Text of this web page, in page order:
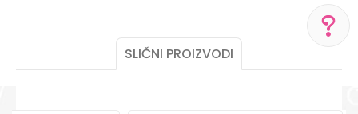
POMOĆ PRI KUPOVINI
SLIČNI PROIZVODI